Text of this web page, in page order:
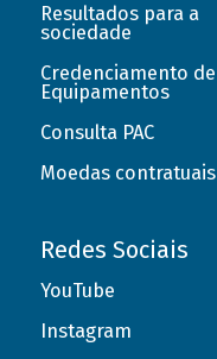
Resultados para a
sociedade
Credenciamento de
Equipamentos
Consulta PAC
Moedas contratuais
Redes Sociais
YouTube
Instagram